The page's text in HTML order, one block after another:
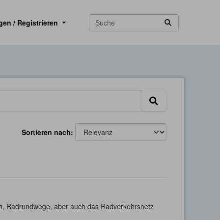
/ Registrieren
Sortieren nach
Radrundwege, aber auch das Radverkehrsnetz